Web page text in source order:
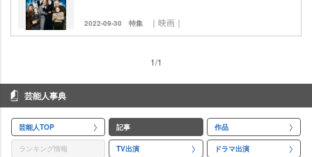
2022-09-30 特集 ｜映画｜
1/1
芸能人事典
芸能人TOP 記事 作品
ランキング情報 TV出演 ドラマ出演